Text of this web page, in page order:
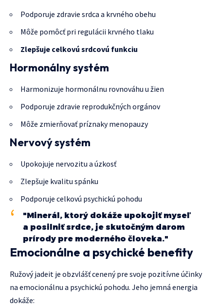
Podporuje zdravie srdca a krvného obehu
Môže pomôcť pri regulácii krvného tlaku
Zlepšuje celkovú srdcovú funkciu
Hormonálny systém
Harmonizuje hormonálnu rovnováhu u žien
Podporuje zdravie reprodukčných orgánov
Môže zmierňovať príznaky menopauzy
Nervový systém
Upokojuje nervozitu a úzkosť
Zlepšuje kvalitu spánku
Podporuje celkovú psychickú pohodu
"Minerál, ktorý dokáže upokojiť myseľ
a posilniť srdce, je skutočným darom
prírody pre moderného človeka."
Emocionálne a psychické benefity
Ružový jadeit je obzvlášť cenený pre svoje pozitívne účinky
na emocionálnu a psychickú pohodu. Jeho jemná energia
dokáže: